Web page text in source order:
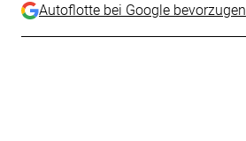
Autoflotte bei Google bevorzugen